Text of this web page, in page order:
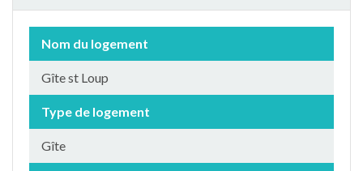
Nom du logement
Gîte st Loup
Type de logement
Gîte